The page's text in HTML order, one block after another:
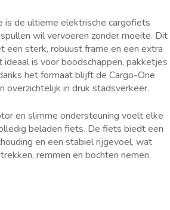
is de ultieme elektrische cargofiets
wil vervoeren zonder moeite. Dit
een sterk, robuust frame en een extra
ideaal is voor boodschappen, pakketjes
het formaat blijft de Cargo-One
overzichtelijk in druk stadsverkeer.
en slimme ondersteuning voelt elke
beladen fiets. De fiets biedt een
en een stabiel rijgevoel, wat
remmen en bochten nemen.